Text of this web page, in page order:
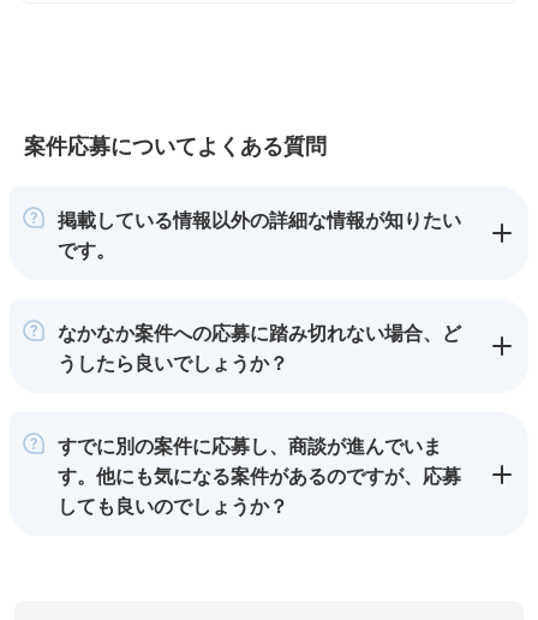
案件応募についてよくある質問
掲載している情報以外の詳細な情報が知りたい
です。
なかなか案件への応募に踏み切れない場合、ど
うしたら良いでしょうか？
すでに別の案件に応募し、商談が進んでいま
す。他にも気になる案件があるのですが、応募
しても良いのでしょうか？